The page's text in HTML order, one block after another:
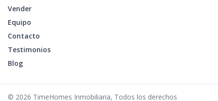
Vender
Equipo
Contacto
Testimonios
Blog
© 2026 TimeHomes Inmobiliaria, Todos los derechos